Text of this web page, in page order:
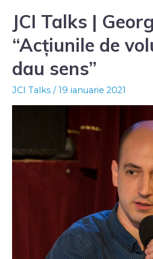
JCI Talks |
“Acțiunile de
dau sens”
JCI Talks /19 ianuarie 2021